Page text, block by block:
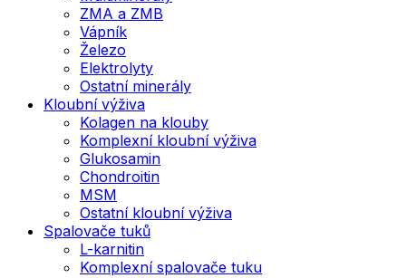
ZMA a ZMB
Vápník
Železo
Elektrolyty
Ostatní minerály
Kloubní výživa
Kolagen na klouby
Komplexní kloubní výživa
Glukosamin
Chondroitin
MSM
Ostatní kloubní výživa
Spalovače tuků
L-karnitin
Komplexní spalovače tuku